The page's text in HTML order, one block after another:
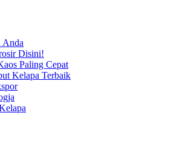
Anda
Disini!
Paling Cepat
Kelapa Terbaik